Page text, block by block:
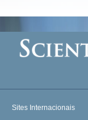
Sites Internacionais